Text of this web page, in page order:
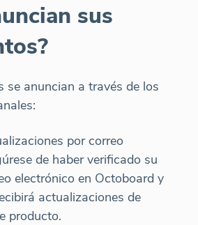
sus
se anuncian a través de los
por correo
de haber verificado su
electrónico en Octoboard y
actualizaciones de
producto.